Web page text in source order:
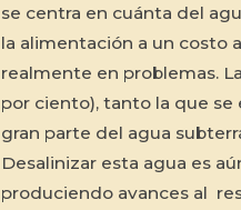
se centra en cuánta del
la alimentación a un costo
realmente en problemas.
por ciento), tanto la que se
gran parte del agua
Desalinizar esta agua es
produciendo avances al